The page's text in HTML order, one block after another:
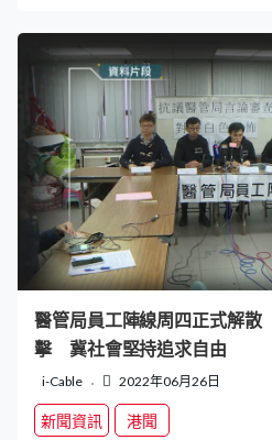
醫管局員工陣線周四正式解
擊 冀社會堅持追求自由
i-Cable 2022年06月26日
新聞資訊 港聞